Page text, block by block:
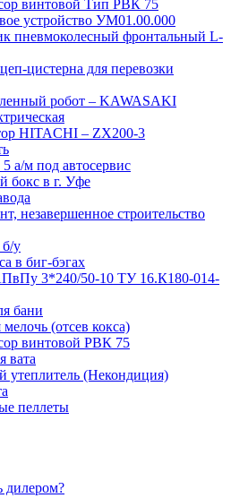
винтовой Тип РВК 75
устройство УМ01.00.000
пневмоколесный фронтальный L-
цистерна для перевозки
робот – KAWASAKI
HITACHI – ZX200-3
а/м под автосервис
бокс в г. Уфе
незавершенное строительство
б/у
в биг-бэгах
3*240/50-10 ТУ 16.К180-014-
бани
(отсев кокса)
винтовой РВК 75
вата
утеплитель (Некондиция)
пеллеты
дилером?